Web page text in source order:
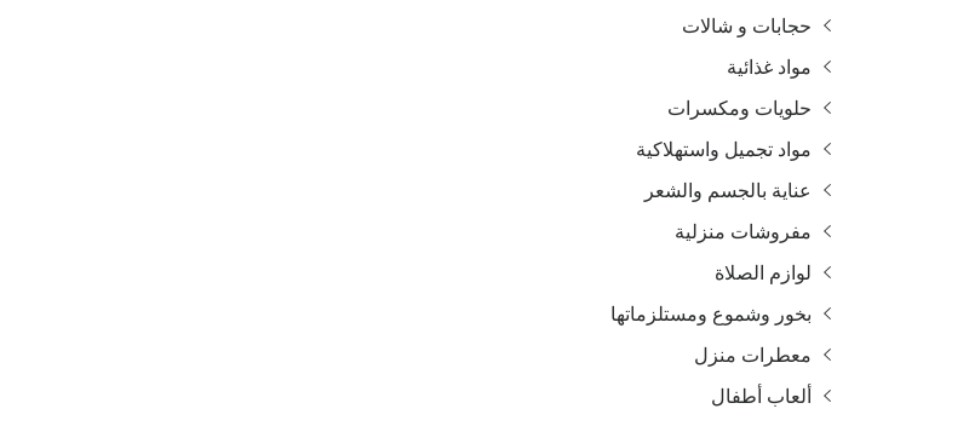
حجابات و شالات
مواد غذائية
حلويات ومكسرات
مواد تجميل واستهلاكية
عناية بالجسم والشعر
مفروشات منزلية
لوازم الصلاة
بخور وشموع ومستلزماتها
معطرات منزل
ألعاب أطفال